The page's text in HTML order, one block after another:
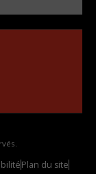
Plan du site